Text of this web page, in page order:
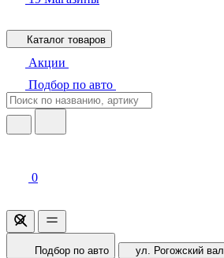
Каталог товаров
Акции
Подбор по авто
0
Подбор по авто ул. Рогожский